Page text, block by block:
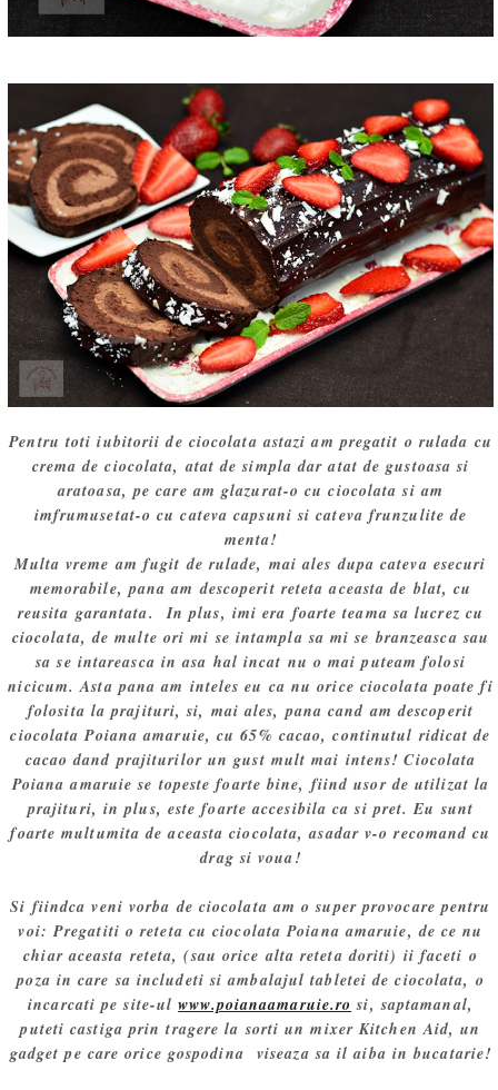
Pentru toti iubitorii de ciocolata astazi am pregatit o rulada cu
crema de ciocolata, atat de simpla dar atat de gustoasa si
aratoasa, pe care am glazurat-o cu ciocolata si am
imfrumusetat-o cu cateva capsuni si cateva frunzulite de
menta!
Multa vreme am fugit de rulade, mai ales dupa cateva esecuri
memorabile, pana am descoperit reteta aceasta de blat, cu
reusita garantata. In plus, imi era foarte teama sa lucrez cu
ciocolata, de multe ori mi se intampla sa mi se branzeasca sau
sa se intareasca in asa hal incat nu o mai puteam folosi
nicicum. Asta pana am inteles eu ca nu orice ciocolata poate fi
folosita la prajituri, si, mai ales, pana cand am descoperit
ciocolata Poiana amaruie, cu 65% cacao, continutul ridicat de
cacao dand prajiturilor un gust mult mai intens! Ciocolata
Poiana amaruie se topeste foarte bine, fiind usor de utilizat la
prajituri, in plus, este foarte accesibila ca si pret. Eu sunt
foarte multumita de aceasta ciocolata, asadar v-o recomand cu
drag si voua!
Si fiindca veni vorba de ciocolata am o super provocare pentru
voi: Pregatiti o reteta cu ciocolata Poiana amaruie, de ce nu
chiar aceasta reteta, (sau orice alta reteta doriti) ii faceti o
poza in care sa includeti si ambalajul tabletei de ciocolata, o
incarcati pe site-ulwww.poianaamaruie.ro si, saptamanal,
puteti castiga prin tragere la sorti un mixer Kitchen Aid, un
gadget pe care orice gospodina viseaza sa il aiba in bucatarie!